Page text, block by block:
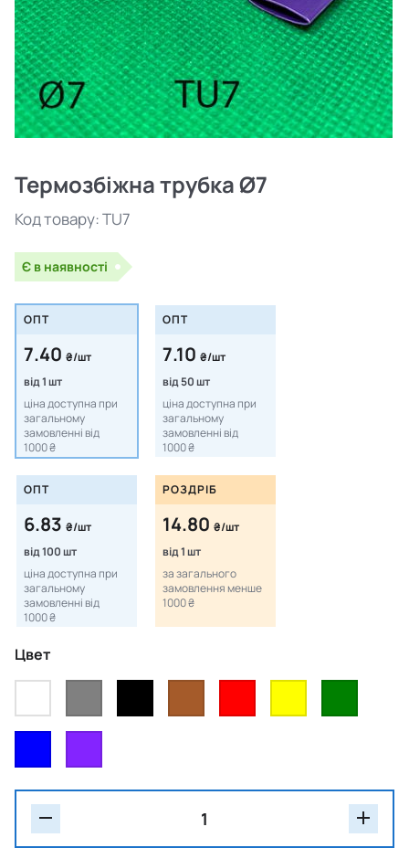
Термозбіжна трубка Ø7
Код товару:TU7
Є в наявності
ОПТ
7.40 ₴/шт
від 1 шт
ціна доступна при
загальному
замовленні від
1000 ₴
ОПТ
7.10 ₴/шт
від 50 шт
ціна доступна при
загальному
замовленні від
1000 ₴
ОПТ
6.83 ₴/шт
від 100 шт
ціна доступна при
загальному
замовленні від
1000 ₴
РОЗДРІБ
14.80 ₴/шт
від 1 шт
за загального
замовлення менше
1000 ₴
Цвет